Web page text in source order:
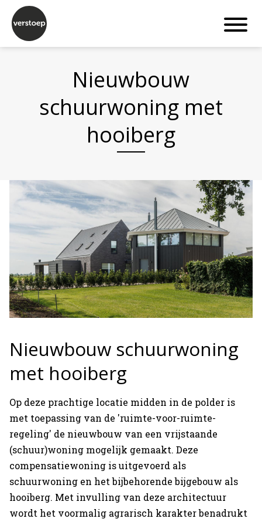
Nieuwbouw
schuurwoning met
hooiberg
Nieuwbouw schuurwoning
met hooiberg
Op deze prachtige locatie midden in de polder is
met toepassing van de 'ruimte-voor-ruimte-
regeling' de nieuwbouw van een vrijstaande
(schuur)woning mogelijk gemaakt. Deze
compensatiewoning is uitgevoerd als
schuurwoning en het bijbehorende bijgebouw als
hooiberg. Met invulling van deze architectuur
wordt het voormalig agrarisch karakter benadrukt